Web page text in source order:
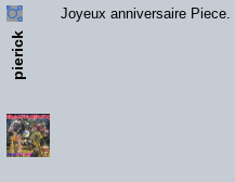
pierick
Joyeux anniversaire Piece.